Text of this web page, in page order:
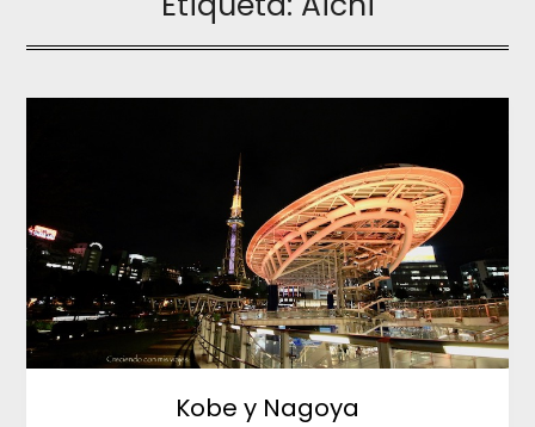
Kobe y Nagoya